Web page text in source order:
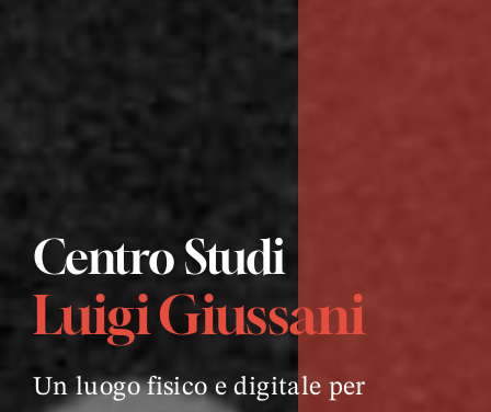
Centro Studi
Luigi Giussani
Un luogo fisico e digitale per